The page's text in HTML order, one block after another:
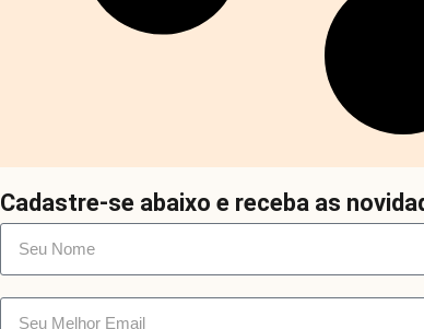
Cadastre-se abaixo e receba as